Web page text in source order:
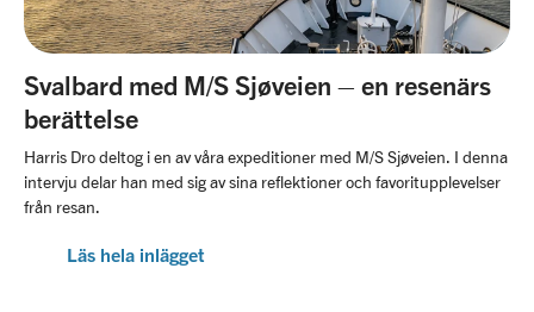
Svalbard med M/S Sjøveien – en resenärs
berättelse
Harris Dro deltog i en av våra expeditioner med M/S Sjøveien. I denna
intervju delar han med sig av sina reflektioner och favoritupplevelser
från resan.
Läs hela inlägget